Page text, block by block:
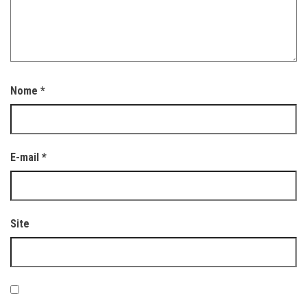
Nome *
E-mail *
Site